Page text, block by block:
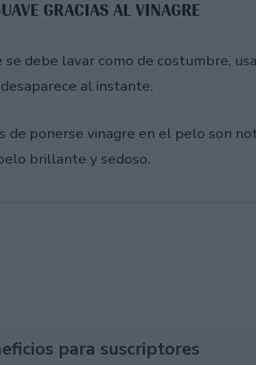
GRACIAS AL VINAGRE
se debe lavar como de costumbre,
al instante.
de ponerse vinagre en el pelo son
brillante y sedoso.
para suscriptores